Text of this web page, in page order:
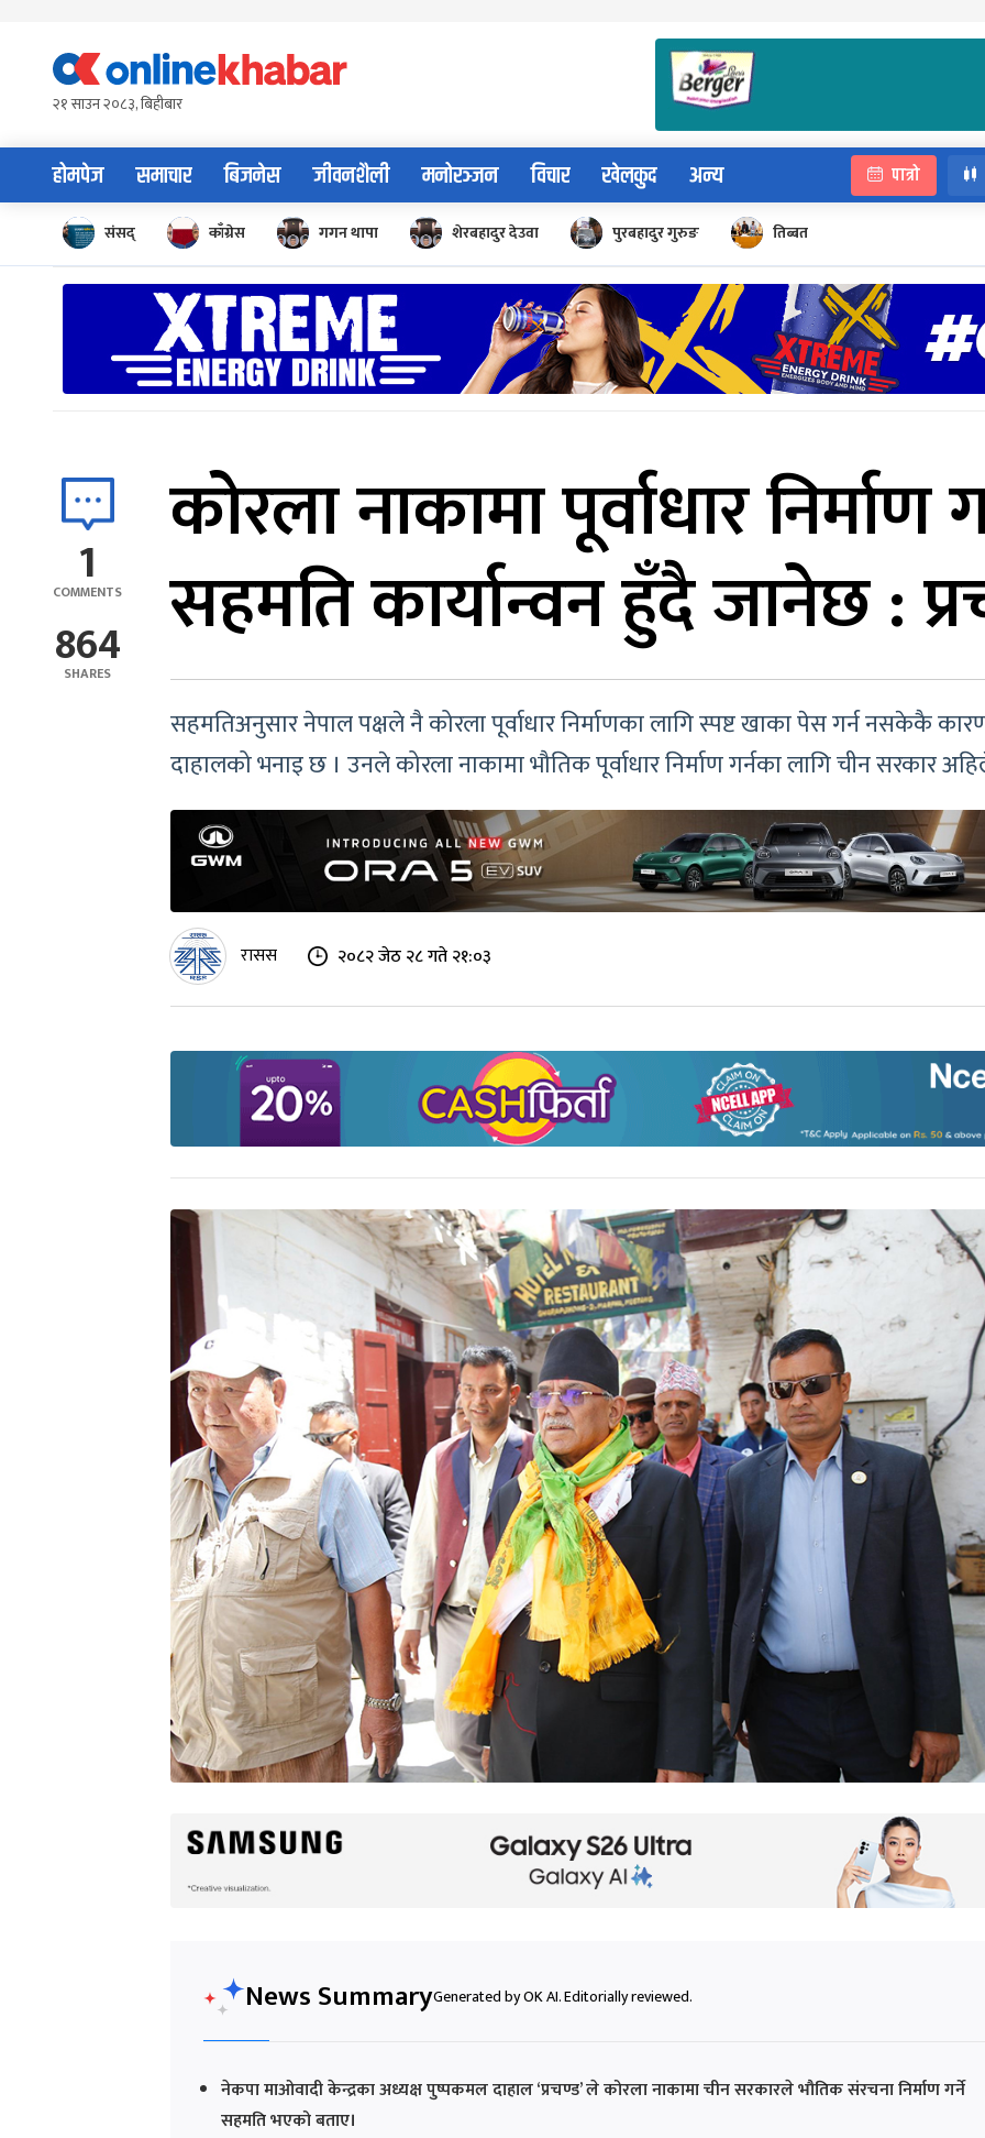
content२१ साउन २०८३, बिहीबार
होमपेज समाचार बिजनेस जीवनशैली मनोरञ्जन विचार खेलकुद अन्य पात्रो
संसद् काँग्रेस गगन थापा शेरबहादुर देउवा पुरबहादुर गुरुङ तिब्बत
1
COMMENTS
864
SHARES
कोरला नाकामा पूर्वाधार
सहमति कार्यान्वन हुँदै जानेछ :
सहमतिअनुसार नेपाल पक्षले नै कोरला पूर्वाधार निर्माणका लागि स्पष्ट खाका पेस गर्न नसकेकै
दाहालको भनाइ छ । उनले कोरला नाकामा भौतिक पूर्वाधार निर्माण गर्नका लागि चीन सरकार
रासस २०८२ जेठ २८ गते २१:०३
News SummaryGenerated by OK AI. Editorially reviewed.
नेकपा माओवादी केन्द्रका अध्यक्ष पुष्पकमल दाहाल ‘प्रचण्ड’ ले कोरला नाकामा चीन सरकारले भौतिक संरचना निर्माण गर्ने
सहमति भएको बताए।